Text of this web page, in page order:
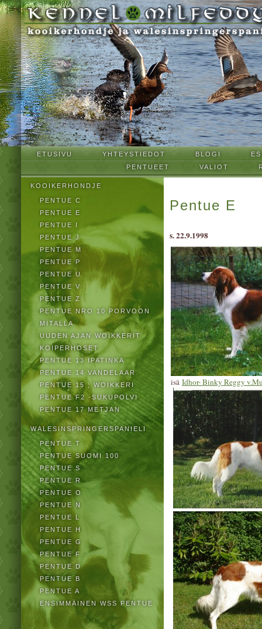
ETUSIVU YHTEYSTIEDOT BLOGI
PENTUEET
VALIOT
KOOIKERHONDJE
PENTUE C
PENTUE E
PENTUE I
PENTUE J
PENTUE M
PENTUE P
PENTUE U
PENTUE V
PENTUE Z
PENTUE NRO 10 PORVOON
MITALLA
UUDEN AJAN WOIKKERIT
KOIPERHOSET
PENTUE 13 IPATINKA
PENTUE 14 VANDELAAR
PENTUE 15 ; WOIKKERI
PENTUE F2 -SUKUPOLVI
PENTUE 17 METJAN
WALESINSPRINGERSPANIELI
PENTUE T
PENTUE SUOMI 100
PENTUE S
PENTUE R
PENTUE O
PENTUE N
PENTUE L
PENTUE H
PENTUE G
PENTUE F
PENTUE D
PENTUE B
PENTUE A
ENSIMMÄINEN WSS PENTUE
Pentue E
s. 22.9.1998
isä Idhor- Binky Reggy